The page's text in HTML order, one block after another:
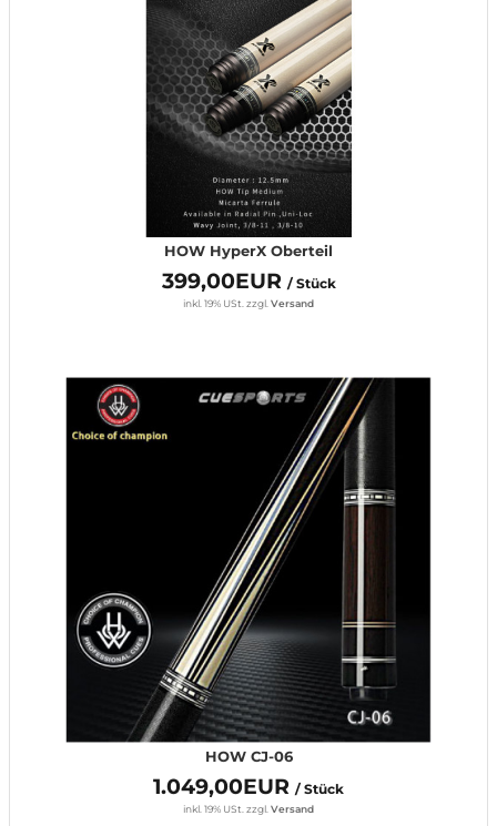
HOW HyperX Oberteil
399,00EUR / Stück
inkl. 19% USt. zzgl. Versand
HOW CJ-06
1.049,00EUR / Stück
inkl. 19% USt. zzgl. Versand